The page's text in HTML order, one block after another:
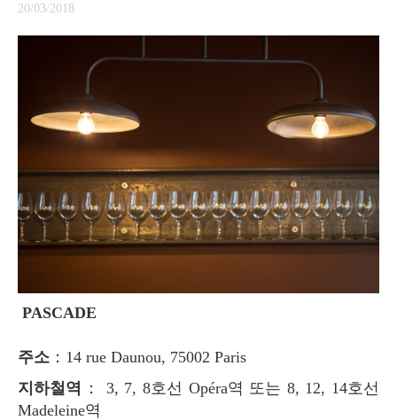
20/03/2018
PASCADE
주소 ：14 rue Daunou, 75002 Paris
지하철역
： 3, 7, 8호선 Opéra역 또는 8, 12, 14호선
Madeleine역